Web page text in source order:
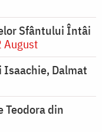
Sfântului Întâi
August
Isaachie, Dalmat
Teodora din